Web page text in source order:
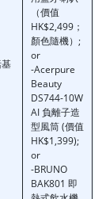
基
（價值
HK$2,499；
顏色隨機）;
or
-Acerpure
Beauty
DS744-10W
AI 負離子造
型風筒 (價值
HK$1,399);
or
-BRUNO
BAK801 即